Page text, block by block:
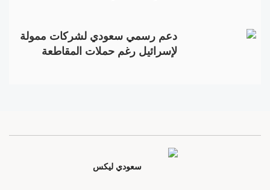
دعم رسمي سعودي لشركات ممولة
لإسرائيل رغم حملات المقاطعة
سعودي ليكس